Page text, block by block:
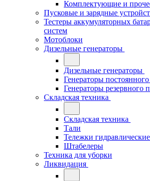
Комплектующие и
Пусковые и зарядные
Тестеры аккумуляторных
систем
Мотоблоки
Дизельные генераторы
Дизельные генераторы
Генераторы постоянного
Генераторы резервного
Складская техника
Складская техника
Тали
Тележки
Штабелеры
Техника для уборки
Ликвидация